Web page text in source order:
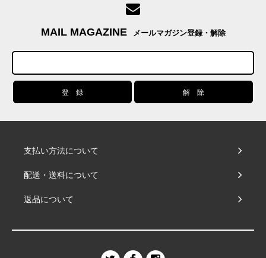
MAIL MAGAZINE メールマガジン登録・解除
支払い方法について
配送・送料について
返品について